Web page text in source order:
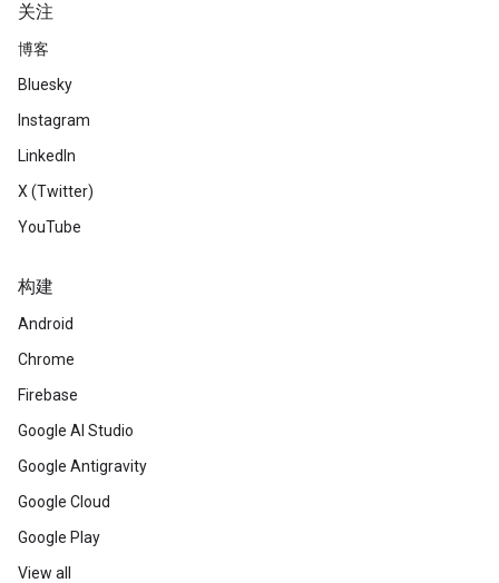
关注
博客
Bluesky
Instagram
LinkedIn
X (Twitter)
YouTube
构建
Android
Chrome
Firebase
Google AI Studio
Google Antigravity
Google Cloud
Google Play
View all